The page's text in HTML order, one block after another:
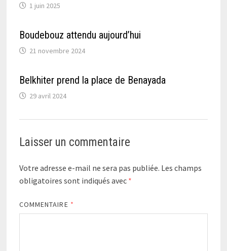
1 juin 2025
Boudebouz attendu aujourd’hui
21 novembre 2024
Belkhiter prend la place de Benayada
29 avril 2024
Laisser un commentaire
Votre adresse e-mail ne sera pas publiée. Les champs
obligatoires sont indiqués avec *
COMMENTAIRE *